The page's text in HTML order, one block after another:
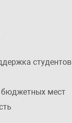
студентов
бюджетных мест